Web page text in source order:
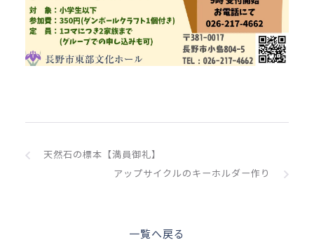
天然石の標本【満員御礼】
アップサイクルのキーホルダー作り
一覧へ戻る